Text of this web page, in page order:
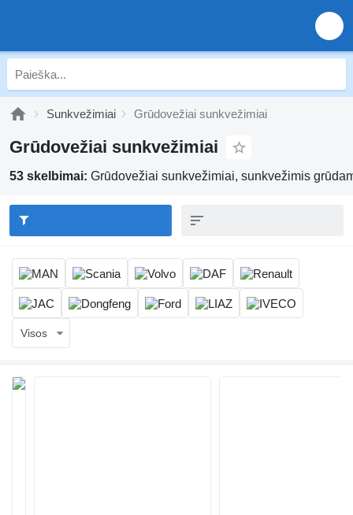
Sunkvežimiai Grūdovežiai sunkvežimiai
Grūdovežiai sunkvežimiai
53 skelbimai: Grūdovežiai sunkvežimiai, sunkvežimis
Visos